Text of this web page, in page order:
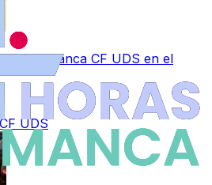
Salamanca CF UDS en el
UDS